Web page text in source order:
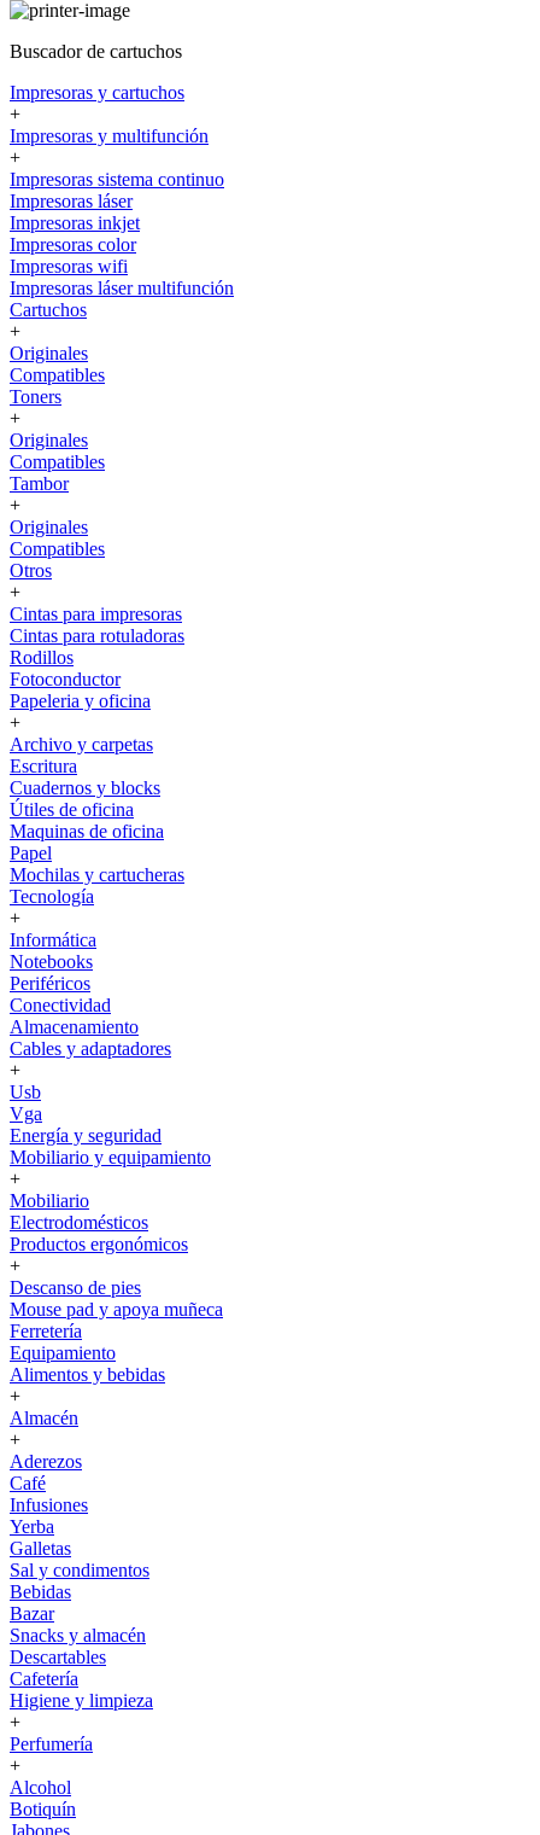
Buscador de cartuchos
Impresoras y cartuchos
+
Impresoras y multifunción
+
Impresoras sistema continuo
Impresoras láser
Impresoras inkjet
Impresoras color
Impresoras wifi
Impresoras láser multifunción
Cartuchos
+
Originales
Compatibles
Toners
+
Originales
Compatibles
Tambor
+
Originales
Compatibles
Otros
+
Cintas para impresoras
Cintas para rotuladoras
Rodillos
Fotoconductor
Papeleria y oficina
+
Archivo y carpetas
Escritura
Cuadernos y blocks
Útiles de oficina
Maquinas de oficina
Papel
Mochilas y cartucheras
Tecnología
+
Informática
Notebooks
Periféricos
Conectividad
Almacenamiento
Cables y adaptadores
+
Usb
Vga
Energía y seguridad
Mobiliario y equipamiento
+
Mobiliario
Electrodomésticos
Productos ergonómicos
+
Descanso de pies
Mouse pad y apoya muñeca
Ferretería
Equipamiento
Alimentos y bebidas
+
Almacén
+
Aderezos
Café
Infusiones
Yerba
Galletas
Sal y condimentos
Bebidas
Bazar
Snacks y almacén
Descartables
Cafetería
Higiene y limpieza
+
Perfumería
+
Alcohol
Botiquín
Jabones